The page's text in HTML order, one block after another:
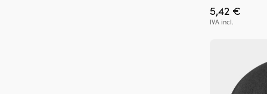
5,42 €
IVA incl.